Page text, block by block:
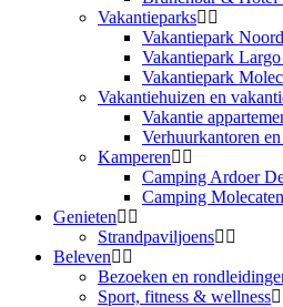
Vakantieparks
Vakantiepark
Vakantiepark Largo
Vakantiepark
Vakantiehuizen en
Vakantie
Verhuurkantoren
Kamperen
Camping Ardoer
Camping
Genieten
Strandpaviljoens
Beleven
Bezoeken en
Sport, fitness & wellness